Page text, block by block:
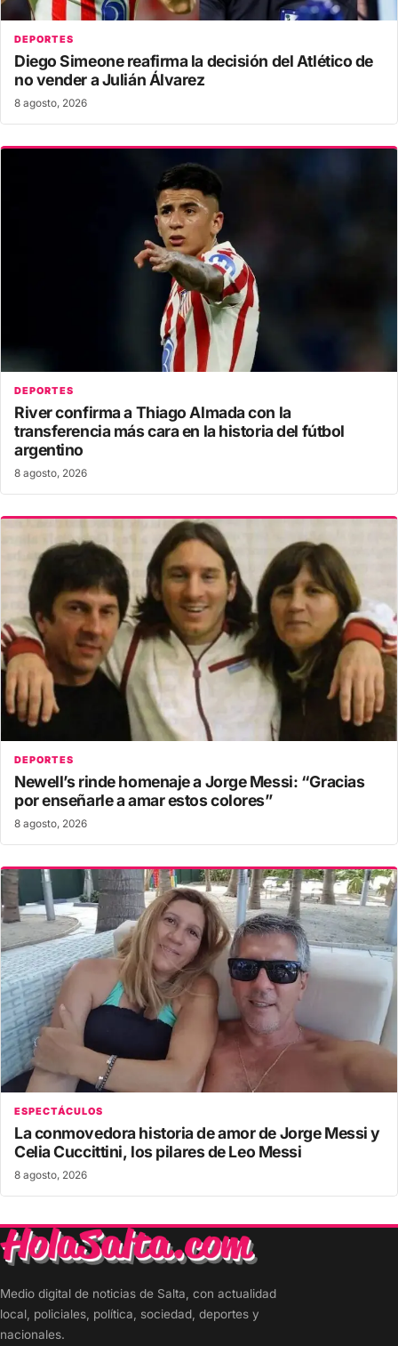
DEPORTES
Diego Simeone reafirma la decisión del Atlético de
no vender a Julián Álvarez
8 agosto, 2026
DEPORTES
River confirma a Thiago Almada con la
transferencia más cara en la historia del fútbol
argentino
8 agosto, 2026
DEPORTES
Newell’s rinde homenaje a Jorge Messi: “Gracias
por enseñarle a amar estos colores”
8 agosto, 2026
ESPECTÁCULOS
La conmovedora historia de amor de Jorge Messi y
Celia Cuccittini, los pilares de Leo Messi
8 agosto, 2026
Medio digital de noticias de Salta, con actualidad
local, policiales, política, sociedad, deportes y
nacionales.